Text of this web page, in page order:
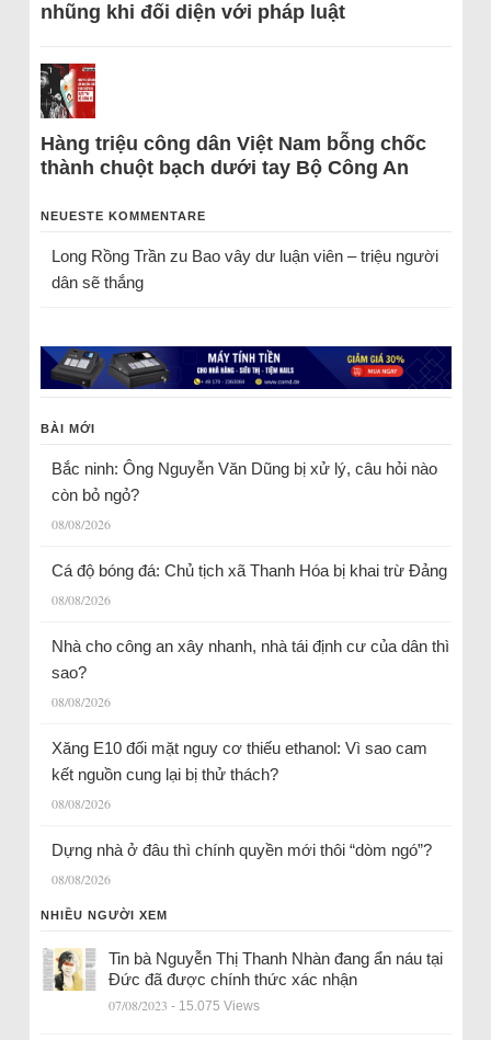
nhũng khi đối diện với pháp luật
Hàng triệu công dân Việt Nam bỗng chốc
thành chuột bạch dưới tay Bộ Công An
NEUESTE KOMMENTARE
Long Rồng Trầnzu Bao vây dư luận viên – triệu người
dân sẽ thắng
BÀI MỚI
Bắc ninh: Ông Nguyễn Văn Dũng bị xử lý, câu hỏi nào
còn bỏ ngỏ?
08/08/2026
Cá độ bóng đá: Chủ tịch xã Thanh Hóa bị khai trừ Đảng
08/08/2026
Nhà cho công an xây nhanh, nhà tái định cư của dân thì
sao?
08/08/2026
Xăng E10 đối mặt nguy cơ thiếu ethanol: Vì sao cam
kết nguồn cung lại bị thử thách?
08/08/2026
Dựng nhà ở đâu thì chính quyền mới thôi “dòm ngó”?
08/08/2026
NHIỀU NGƯỜI XEM
Tin bà Nguyễn Thị Thanh Nhàn đang ẩn náu tại
Đức đã được chính thức xác nhận
07/08/2023 - 15.075 Views